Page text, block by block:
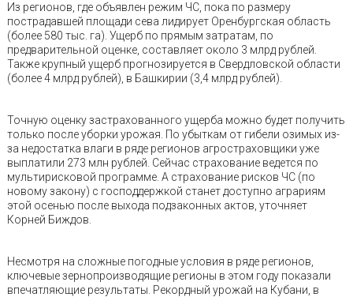
Из регионов, где объявлен режим ЧС, пока по размеру
пострадавшей площади сева лидирует Оренбургская область
(более 580 тыс. га). Ущерб по прямым затратам, по
предварительной оценке, составляет около 3 млрд рублей.
Также крупный ущерб прогнозируется в Свердловской области
(более 4 млрд рублей), в Башкирии (3,4 млрд рублей).
Точную оценку застрахованного ущерба можно будет получить
только после уборки урожая. По убыткам от гибели озимых из-
за недостатка влаги в ряде регионов агростраховщики уже
выплатили 273 млн рублей. Сейчас страхование ведется по
мультирисковой программе. А страхование рисков ЧС (по
новому закону) с господдержкой станет доступно аграриям
этой осенью после выхода подзаконных актов, уточняет
Корней Биждов.
Несмотря на сложные погодные условия в ряде регионов,
ключевые зернопроизводящие регионы в этом году показали
впечатляющие результаты. Рекордный урожай на Кубани, в